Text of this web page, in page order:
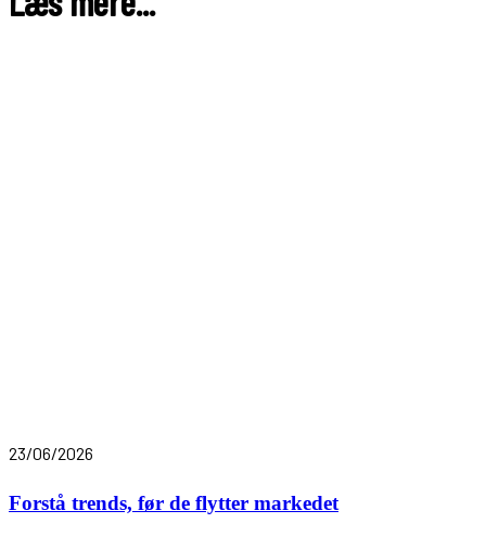
23/06/2026
Forstå trends, før de flytter markedet